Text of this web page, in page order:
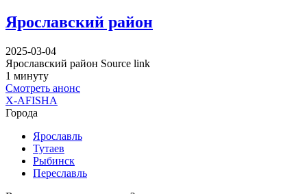
Ярославский район
2025-03-04
Ярославский район Source link
1 минуту
Смотреть анонс
X-AFISHA
Города
Ярославль
Тутаев
Рыбинск
Переславль